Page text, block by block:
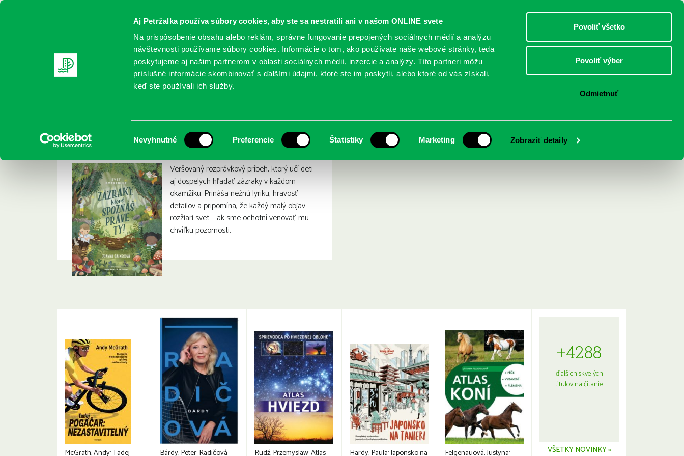
Aj Petržalka používa súbory cookies, aby ste sa nestratili ani v našom ONLINE svete
Na prispôsobenie obsahu alebo reklám, správne fungovanie prepojených sociálnych médií a analýzu
návštevnosti používame súbory cookies. Informácie o tom, ako používate naše webové stránky, teda
poskytujeme aj našim partnerom v oblasti sociálnych médií, inzercie a analýzy. Títo partneri môžu
príslušné informácie skombinovať s ďalšími údajmi, ktoré ste im poskytli, alebo ktoré od vás získali,
keď ste používali ich služby.
súhlasu
Nevyhnutné Preferencie Štatistiky Marketing Zobraziť detaily
Povoliť všetko
Povoliť výber
Odmietnuť
DOSPELÍ
REGISTRUJTE SA ONLINE KATALÓGY SLUŽBY PODUJATIA POBOČKY O KNIŽNICI
Gaines, Joanna: Svet potrebuje zázraky, ktoré spoznáš práve ty!
Veršovaný rozprávkový príbeh, ktorý učí deti
aj dospelých hľadať zázraky v každom
okamžiku. Prináša nežnú lyriku, hravosť
detailov a pripomína, že každý malý objav
rozžiari svet – ak sme ochotní venovať mu
chvíľku pozornosti.
McGrath, Andy: Tadej Bárdy, Peter: Radičová Rudź, Przemyslaw: Atlas Hardy, Paula: Japonsko na Felgenauová, Justyna:
+4288
ďalších skvelých
titulov na čítanie
VŠETKY NOVINKY »